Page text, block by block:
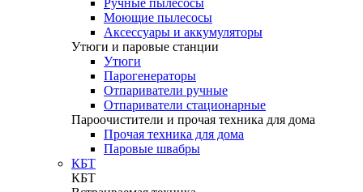
Ручные пылесосы
Моющие пылесосы
Аксессуары и аккумуляторы
Утюги и паровые станции
Утюги
Парогенераторы
Отпариватели ручные
Отпариватели стационарные
Пароочистители и прочая техника для дома
Прочая техника для дома
Паровые швабры
КБТ
КБТ